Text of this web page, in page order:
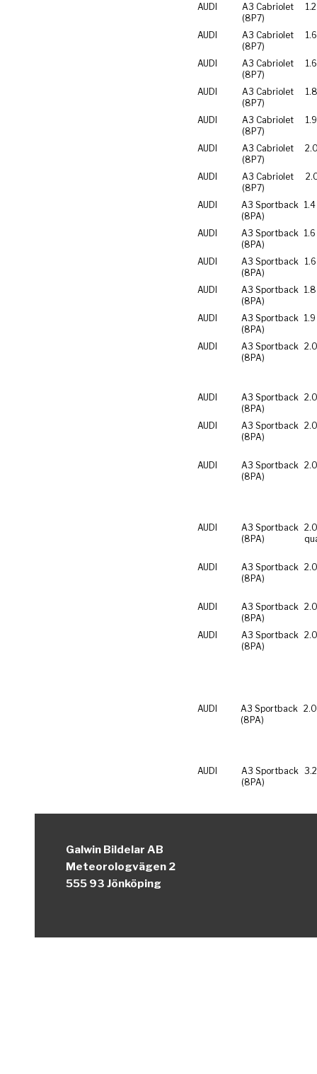
AUDI
A3 Cabriolet
(8P7)
AUDI
A3 Cabriolet
(8P7)
1.6
AUDI
A3 Cabriolet
(8P7)
AUDI
A3 Cabriolet
(8P7)
AUDI
A3 Cabriolet
(8P7)
AUDI
A3 Cabriolet
(8P7)
AUDI
A3 Cabriolet
(8P7)
AUDI
A3 Sportback
(8PA)
AUDI
A3 Sportback
(8PA)
1.6
AUDI
A3 Sportback
(8PA)
AUDI
A3 Sportback
(8PA)
AUDI
A3 Sportback
(8PA)
AUDI
A3 Sportback
(8PA)
AUDI
A3 Sportback
(8PA)
AUDI
A3 Sportback
(8PA)
AUDI
A3 Sportback
(8PA)
AUDI
A3 Sportback
(8PA)
AUDI
A3 Sportback
(8PA)
AUDI
A3 Sportback
(8PA)
AUDI
A3 Sportback
(8PA)
AUDI
A3 Sportback
(8PA)
AUDI
A3 Sportback
(8PA)
Galwin Bildelar AB
Meteorologvägen 2
555 93 Jönköping